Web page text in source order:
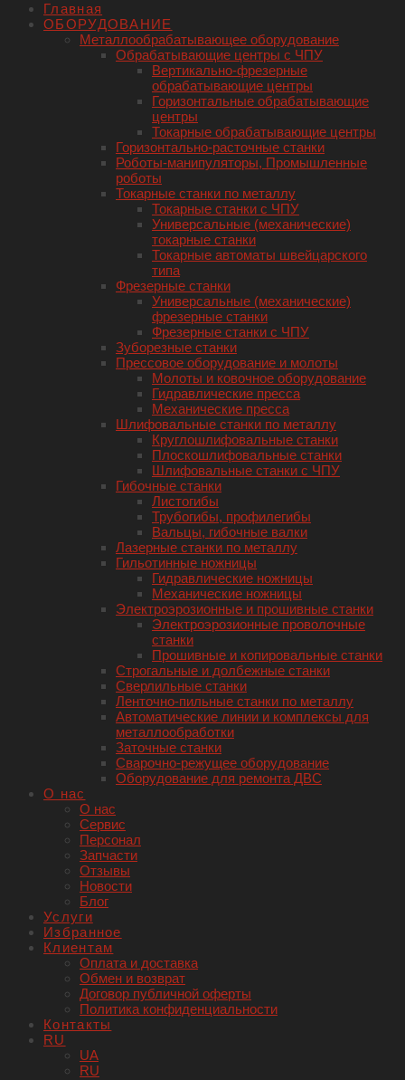
Главная
ОБОРУДОВАНИЕ
Металлообрабатывающее оборудование
Обрабатывающие центры с ЧПУ
Вертикально-фрезерные
обрабатывающие центры
Горизонтальные обрабатывающие
центры
Токарные обрабатывающие центры
Горизонтально-расточные станки
Роботы-манипуляторы, Промышленные
роботы
Токарные станки по металлу
Токарные станки с ЧПУ
Универсальные (механические)
токарные станки
Токарные автоматы швейцарского
типа
Фрезерные станки
Универсальные (механические)
фрезерные станки
Фрезерные станки с ЧПУ
Зуборезные станки
Прессовое оборудование и молоты
Молоты и ковочное оборудование
Гидравлические пресса
Механические пресса
Шлифовальные станки по металлу
Круглошлифовальные станки
Плоскошлифовальные станки
Шлифовальные станки с ЧПУ
Гибочные станки
Листогибы
Трубогибы, профилегибы
Вальцы, гибочные валки
Лазерные станки по металлу
Гильотинные ножницы
Гидравлические ножницы
Механические ножницы
Электроэрозионные и прошивные станки
Электроэрозионные проволочные
станки
Прошивные и копировальные станки
Строгальные и долбежные станки
Сверлильные станки
Ленточно-пильные станки по металлу
Автоматические линии и комплексы для
металлообработки
Заточные станки
Сварочно-режущее оборудование
Оборудование для ремонта ДВС
О нас
О нас
Сервис
Персонал
Запчасти
Отзывы
Новости
Блог
Услуги
Избранное
Клиентам
Оплата и доставка
Обмен и возврат
Договор публичной оферты
Политика конфиденциальности
Контакты
RU
UA
RU